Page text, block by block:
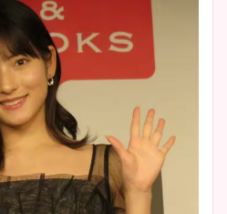
プ画像まとめ！同期や実家に
wikiプロフも！
安藤萌々アナのカップ画像や
ニット衣装まとめ！美足の筋
肉も凄い！